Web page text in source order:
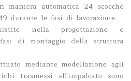
maniera automatica 24 scocche
durante le fasi di lavorazione.
nella progettazione e
fasi di montaggio della struttura
mediante modellazione agli
trasmessi all’impalcato sono